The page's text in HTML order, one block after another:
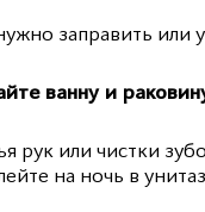
заправить или
ванну и
рук или чистки
на ночь в